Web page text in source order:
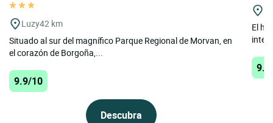
Luzy42 km
Situado al sur del magnífico Parque Regional de Morvan, en
el corazón de Borgoña,...
9.9/10
Descubra
El